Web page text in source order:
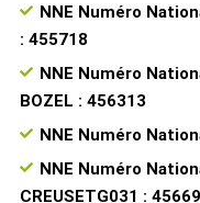
NNE Numéro
: 455718
NNE Numéro
BOZEL : 456313
NNE Numéro
NNE Numéro
CREUSETG031 :